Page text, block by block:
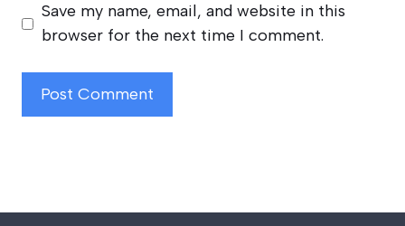
Save my name, email, and website in this
browser for the next time I comment.